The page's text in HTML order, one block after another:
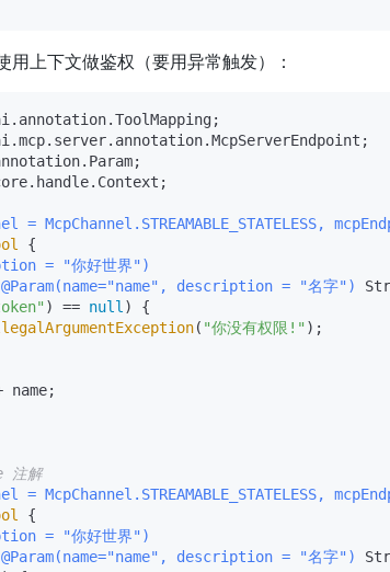
用上下文做鉴权（要用异常触发）：
= McpChannel.STREAMABLE_STATELESS,
{
= "你好世界")
@Param(name="name", description = "名字")
) == null ) {
( "你没有权限!" );
name;
注解
= McpChannel.STREAMABLE_STATELESS,
{
= "你好世界")
@Param(name="name", description = "名字")